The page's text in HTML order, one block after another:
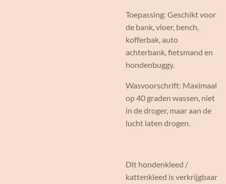
Toepassing: Geschikt voor
de bank, vloer, bench,
kofferbak, auto
achterbank, fietsmand en
hondenbuggy.
Wasvoorschrift: Maximaal
op 40 graden wassen, niet
in de droger, maar aan de
lucht laten drogen.
Dit hondenkleed /
kattenkleed is verkrijgbaar